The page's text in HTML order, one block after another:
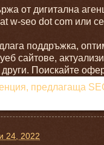
от дигитална
w-seo dot com или
поддръжка,
сайтове,
Поискайте
24, 2022